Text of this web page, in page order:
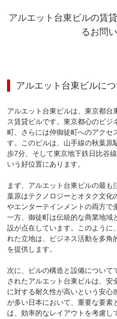
アルエット台東ビルの賃
るお問
アルエット台東ビルに
アルエット台東ビルは、東京都台
ス賃貸ビルです。東京都心のビジ
町、さらには仲御徒町へのアクセ
す。このビルは、山手線の秋葉原
歩7分、そして東京地下鉄日比谷
いう好位置にあります。
まず、アルエット台東ビルの最
葉原はテクノロジーとオタク文化
やエンターテインメントの両方で
一方、御徒町は伝統的な商業地域
設が点在しています。このように
れた立地は、ビジネス活動を多角
を提供します。
次に、ビルの構造と設備について
されたアルエット台東ビルは、安
に対する耐久性が高いという安心
が多い日本において、重要な要素
は、効率的なレイアウトを考慮し